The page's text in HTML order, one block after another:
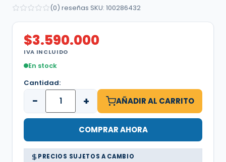
(0) reseñas SKU: 100286432
$3.590.000
IVA INCLUIDO
En stock
Cantidad:
− + AÑADIR AL CARRITO
COMPRAR AHORA
PRECIOS SUJETOS A CAMBIO